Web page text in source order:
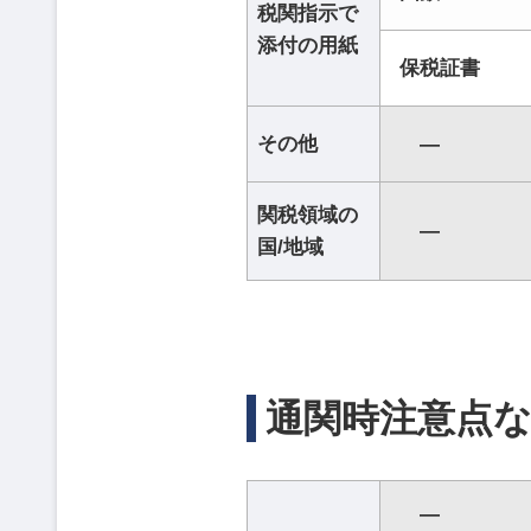
税関指示で
添付の用紙
保税証書
その他 ―
関税領域の
国/地域
―
通関時注意点
―